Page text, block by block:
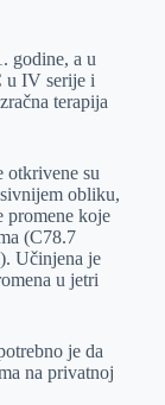
godine, a u
u IV serije i
terapija
su
obliku,
koje
(C78.7
Učinjena je
u jetri
je da
na privatnoj